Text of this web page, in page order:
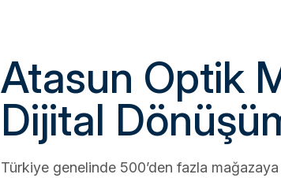
Client
Rugged El
Terminali
Network
Çözümleri
Biyometrik
Atasun Optik
Dijital
Türkiye genelinde 500’den fazla